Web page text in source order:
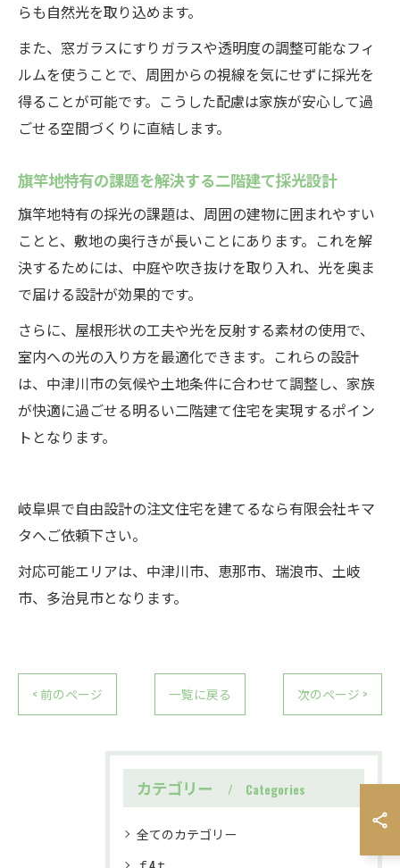
らも自然光を取り込めます。
また、窓ガラスにすりガラスや透明度の調整可能なフィ
ルムを使うことで、周囲からの視線を気にせずに採光を
得ることが可能です。こうした配慮は家族が安心して過
ごせる空間づくりに直結します。
旗竿地特有の課題を解決する二階建て採光設計
旗竿地特有の採光の課題は、周囲の建物に囲まれやすい
ことと、敷地の奥行きが長いことにあります。これを解
決するためには、中庭や吹き抜けを取り入れ、光を奥ま
で届ける設計が効果的です。
さらに、屋根形状の工夫や光を反射する素材の使用で、
室内への光の入り方を最適化できます。これらの設計
は、中津川市の気候や土地条件に合わせて調整し、家族
が快適に過ごせる明るい二階建て住宅を実現するポイン
トとなります。
岐阜県で自由設計の注文住宅を建てるなら有限会社キマ
タへご依頼下さい。
対応可能エリアは、中津川市、恵那市、瑞浪市、土岐
市、多治見市となります。
< 前のページ 一覧に戻る 次のページ >
カテゴリー Categories
全てのカテゴリー